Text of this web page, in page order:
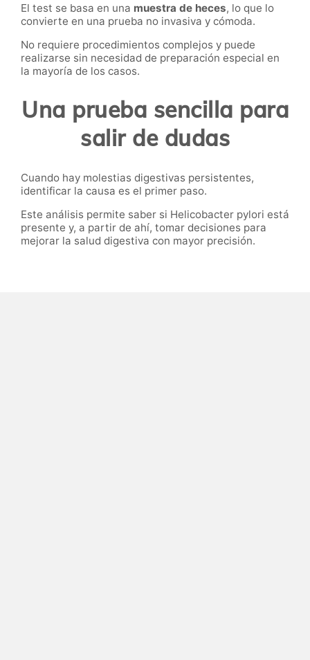
El test se basa en una muestra de heces, lo que lo
convierte en una prueba no invasiva y cómoda.
No requiere procedimientos complejos y puede
realizarse sin necesidad de preparación especial en
la mayoría de los casos.
Una prueba sencilla para
salir de dudas
Cuando hay molestias digestivas persistentes,
identificar la causa es el primer paso.
Este análisis permite saber si Helicobacter pylori está
presente y, a partir de ahí, tomar decisiones para
mejorar la salud digestiva con mayor precisión.